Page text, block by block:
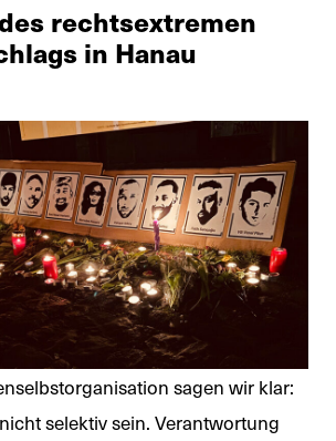
rechtsextremen
in Hanau
sagen wir klar:
selektiv sein. Verantwortung